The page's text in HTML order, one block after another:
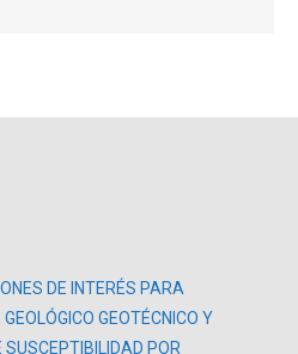
DE INTERÉS PARA
GEOTÉCNICO Y
SUSCEPTIBILIDAD POR